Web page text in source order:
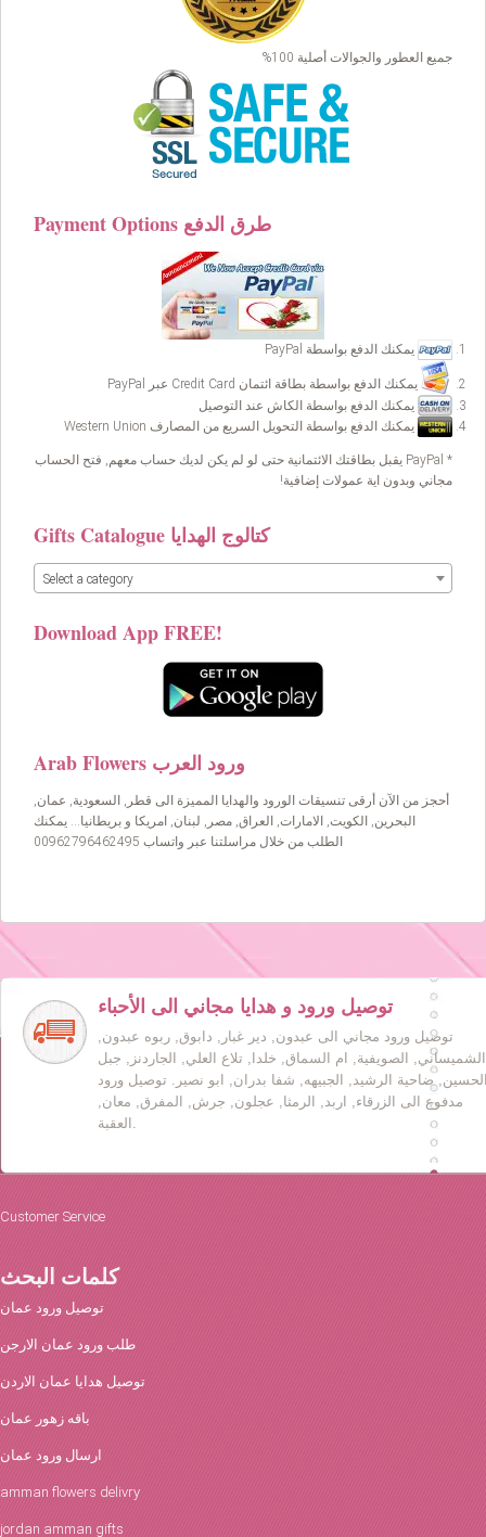
جميع العطور والجوالات أصلية 100%
Payment Options طرق الدفع
يمكنك الدفع بواسطة PayPal
يمكنك الدفع بواسطة بطاقة ائتمان Credit Card عبر PayPal
يمكنك الدفع بواسطة الكاش عند التوصيل
يمكنك الدفع بواسطة التحويل السريع من المصارف Western Union
* PayPal يقبل بطاقتك الائتمانية حتى لو لم يكن لديك حساب معهم, فتح الحساب
مجاني وبدون اية عمولات إضافية!
Gifts Catalogue كتالوج الهدايا
Select a category
Download App FREE!
Arab Flowers ورود العرب
أحجز من الآن أرقى تنسيقات الورود والهدايا المميزة الى قطر, السعودية, عمان,
البحرين, الكويت, الامارات, العراق, مصر, لبنان, امريكا و بريطانيا… يمكنك
الطلب من خلال مراسلتنا عبر واتساب 00962796462495
توصيل ورود و هدايا مجاني الى الأحباء
توصيل ورود مجاني الى عبدون, دير غبار, دابوق, ربوه عبدون,
الشميساني, الصويفية, ام السماق, خلدا, تلاع العلي, الجاردنز, جبل
ضاحية الرشيد, الجبيهه, شفا بدران, ابو نصير. توصيل ورود
مدفوع الى الزرقاء, اربد, الرمثا, عجلون, جرش, المفرق, معان,
Customer Service
كلمات البحث
توصيل ورود عمان
طلب ورود عمان الارجن
توصيل هدايا عمان الاردن
باقه زهور عمان
ارسال ورود عمان
amman flowers delivry
jordan amman gifts